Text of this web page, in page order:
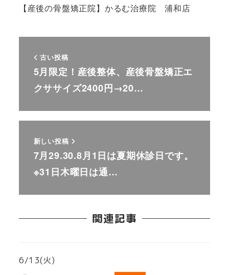
【産後の骨盤矯正院】かるむ治療院 浦和店
古い投稿
5月限定！産後整体、産後骨盤矯正エ
クササイズ2400円→20…
新しい投稿
7月29.30.8月1日は夏期休診日です。
※31日木曜日は通…
関連記事
6/13(火)